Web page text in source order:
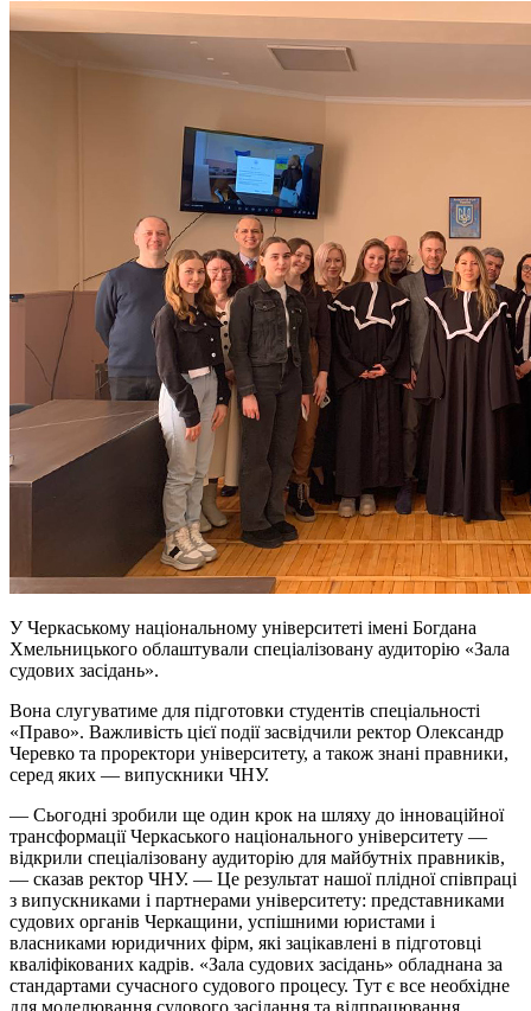
У Черкаському національному університеті імені Богдана
Хмельницького облаштували спеціалізовану аудиторію «Зала
судових засідань».
Вона слугуватиме для підготовки студентів спеціальності
«Право». Важливість цієї події засвідчили ректор Олександр
Черевко та проректори університету, а також знані правники,
серед яких — випускники ЧНУ.
— Сьогодні зробили ще один крок на шляху до інноваційної
трансформації Черкаського національного університету —
відкрили спеціалізовану аудиторію для майбутніх правників,
— сказав ректор ЧНУ. — Це результат нашої плідної співпраці
з випускниками і партнерами університету: представниками
судових органів Черкащини, успішними юристами і
власниками юридичних фірм, які зацікавлені в підготовці
кваліфікованих кадрів. «Зала судових засідань» обладнана за
стандартами сучасного судового процесу. Тут є все необхідне
для моделювання судового засідання та відпрацювання